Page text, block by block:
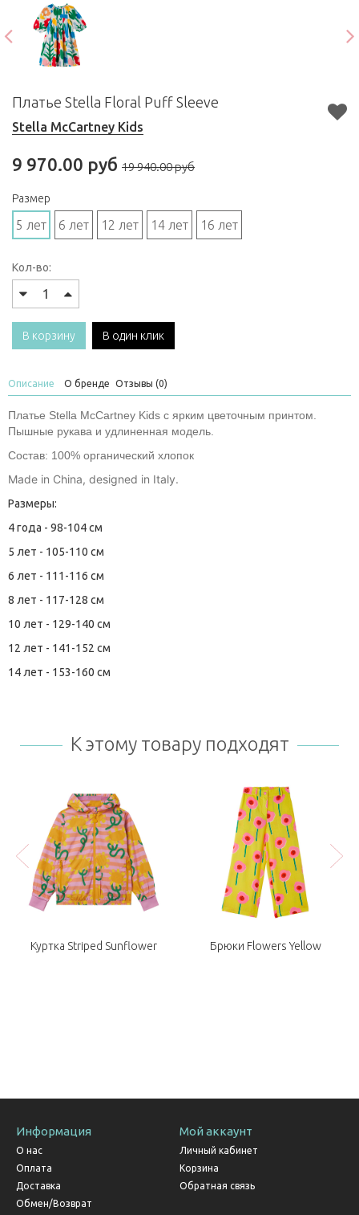
Платье Stella Floral Puff Sleeve
Stella McCartney Kids
9 970.00 руб 19 940.00 руб
Размер
5 лет 6 лет 12 лет 14 лет 16 лет
Кол-во:
В корзину В один клик
Описание О бренде Отзывы (0)
Платье Stella McCartney Kids с ярким цветочным принтом.
Пышные рукава и удлиненная модель.
Состав: 100% органический хлопок
Made in China, designed in Italy.
Размеры:
4 года - 98-104 см
5 лет - 105-110 см
6 лет - 111-116 см
8 лет - 117-128 см
10 лет - 129-140 см
12 лет - 141-152 см
14 лет - 153-160 см
К этому товару подходят
Куртка Striped Sunflower Брюки Flowers Yellow
Информация
О нас
Оплата
Доставка
Обмен/Возврат
Мой аккаунт
Личный кабинет
Корзина
Обратная связь